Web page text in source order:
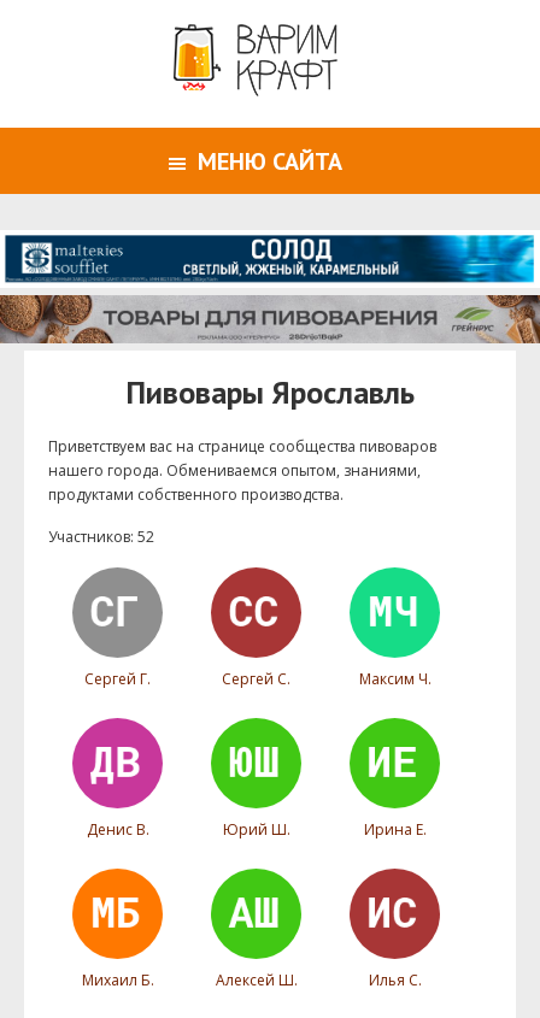
МЕНЮ САЙТА
Пивовары Ярославль
Приветствуем ваc на странице сообщества пивоваров
нашего города. Обмениваемся опытом, знаниями,
продуктами собственного производства.
Участников: 52
Сергей Г. Сергей С. Максим Ч.
Денис В. Юрий Ш. Ирина Е.
Михаил Б. Алексей Ш. Илья С.